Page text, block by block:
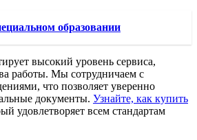
образовании
высокий уровень сервиса,
работы. Мы сотрудничаем с
что позволяет уверенно
документы. Узнайте, как купить
удовлетворяет всем стандартам